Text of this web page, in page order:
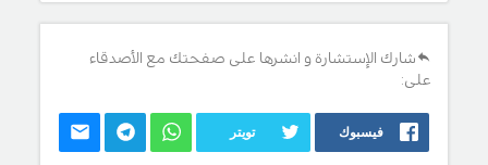
شارك الإستشارة و انشرها على صفحتك مع الأصدقاء
على:
فيسبوك تويتر